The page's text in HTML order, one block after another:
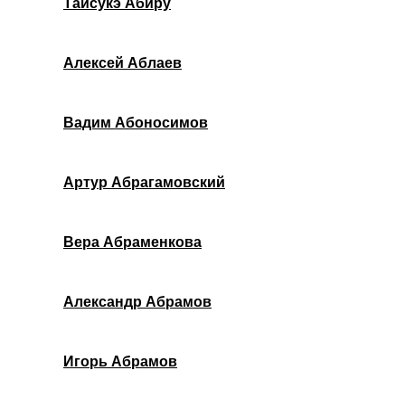
Тайсукэ Абиру
Алексей Аблаев
Вадим Абоносимов
Артур Абрагамовский
Вера Абраменкова
Александр Абрамов
Игорь Абрамов